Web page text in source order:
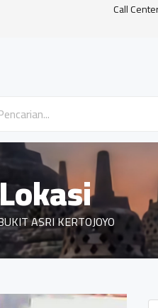
Call
ASRI KERTOJOYO